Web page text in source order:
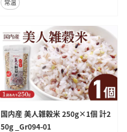
常温
国内産 美人雑穀米 250g×1個 計2
50g _Gr094-01